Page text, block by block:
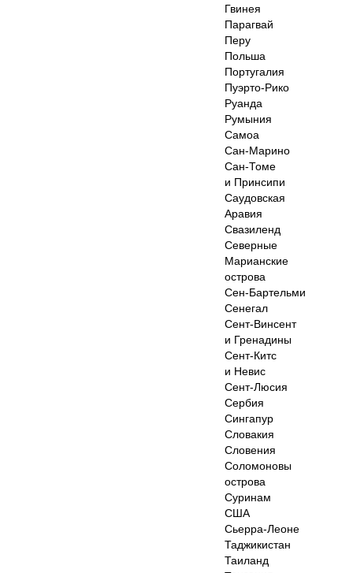
Гвинея
Парагвай
Перу
Польша
Португалия
Пуэрто-Рико
Руанда
Румыния
Самоа
Сан-Марино
Сан-Томе
и Принсипи
Саудовская
Аравия
Свазиленд
Северные
Марианские
острова
Сен-Бартельми
Сенегал
Сент-Винсент
и Гренадины
Сент-Китс
и Невис
Сент-Люсия
Сербия
Сингапур
Словакия
Словения
Соломоновы
острова
Суринам
США
Сьерра-Леоне
Таджикистан
Таиланд